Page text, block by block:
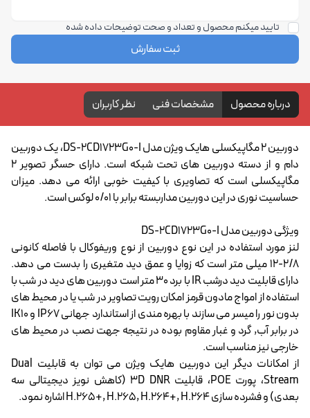
تایید میکنم محصول و تعداد و صحت توضیحات داده شده
ثبت سفارش
درباره محصول مشخصات فنی نظر کاربران
دوربین 2 مگاپیکسلی هایک ویژن مدل DS-2CD1723G0-I، یک دوربین
دام و از دسته دوربین های تحت شبکه است. دارای حسگر تصویر 2
مگاپیکسلی است که تصاویری با کیفیت خوبی ارائه می دهد. میزان
حساسیت نوری در این دوربین مداربسته برابر با 0/01 لوکس است.
ویژگی دوربین مدل DS-2CD1723G0-I
لنز مورد استفاده در این نوع دوربین از نوع وریفوکال با فاصله کانونی
2/8-12 میلی متر است که زوایا و عمق دید متغیری را بدست می دهد.
دارای قابلیت دید درشب IR با برد 30 متر است دوربین های دید در شب با
استفاده از امواج مادون قرمز امکان رویت تصاویر در شب یا در محیط های
بدون نور را میسر می سازند با بهره مندی از استاندارد جهانی IP67 و IK10
در برابر آب, گرد و غبار مقاوم بوده در نتیجه جهت نصب در محیط های
خارجی نیز مناسب است.
از امکانات دیگر این دوربین هایک ویژن می توان به قابلیت Dual
Stream، پورت POE، قابلیت 3D DNR (کاهش نویز دیجیتالی سه
بعدی) و فشرده سازی H.265+, H.265, H.264+, H.264 اشاره نمود.